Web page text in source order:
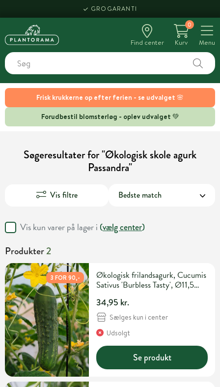
GROGARANTI
Find center
0
Kurv
Menu
Frisk krukkerne op efter ferien - se udvalget 🌸
Forudbestil blomsterløg - oplev udvalget 💚
Søgeresultater for "Økologisk skole agurk
Passandra"
Vis filtre
Vis kun varer på lager i (vælg center)
Produkter2
3 FOR 90,-
Økologisk frilandsagurk, Cucumis
Sativus 'Burbless Tasty', Ø11,5
34,95 kr.
Sælges kun i center
Udsolgt
Se produkt